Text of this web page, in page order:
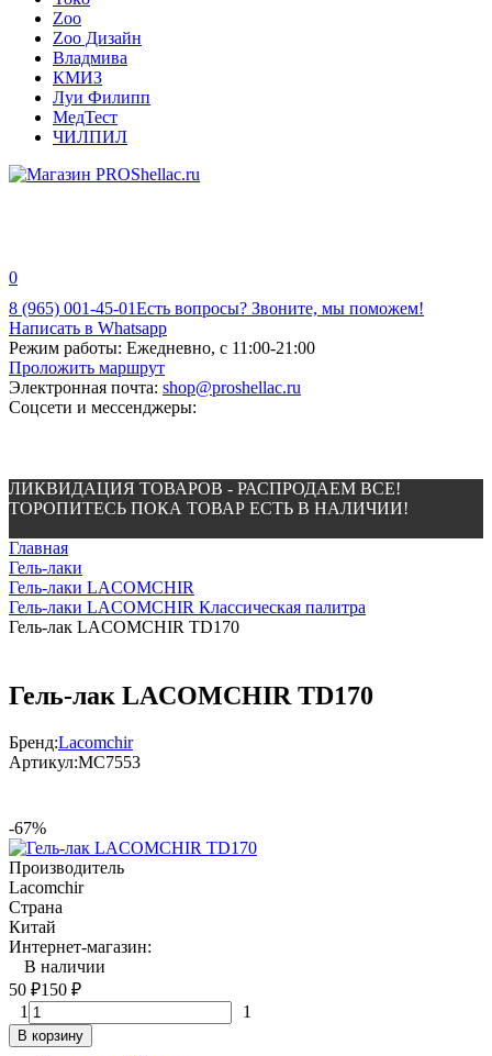
Zoo
Zoo Дизайн
Владмива
КМИЗ
Луи Филипп
МедТест
ЧИЛПИЛ
0
8 (965) 001-45-01Есть вопросы? Звоните, мы поможем!
Написать в Whatsapp
Режим работы: Ежедневно, с 11:00-21:00
Проложить маршрут
Электронная почта: shop@proshellac.ru
Соцсети и мессенджеры:
ЛИКВИДАЦИЯ ТОВАРОВ - РАСПРОДАЕМ ВСЕ!
ТОРОПИТЕСЬ ПОКА ТОВАР ЕСТЬ В НАЛИЧИИ!
Главная
Гель-лаки
Гель-лаки LACOMCHIR
Гель-лаки LACOMCHIR Классическая палитра
Гель-лак LACOMCHIR TD170
Гель-лак LACOMCHIR TD170
Бренд:Lacomchir
Артикул:МС7553
-67%
Производитель
Lacomchir
Страна
Китай
Интернет-магазин:
В наличии
50 ₽150 ₽
1
1
В корзину